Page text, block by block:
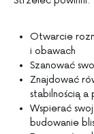
Otwarcie
i obawach
Szanować
Znajdować
stabilnością a
Wspierać
budowanie